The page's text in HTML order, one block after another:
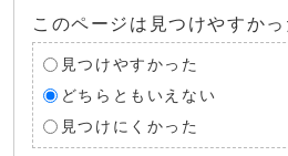
このページは見つけやすかっ
見つけやすかった
どちらともいえない
見つけにくかった